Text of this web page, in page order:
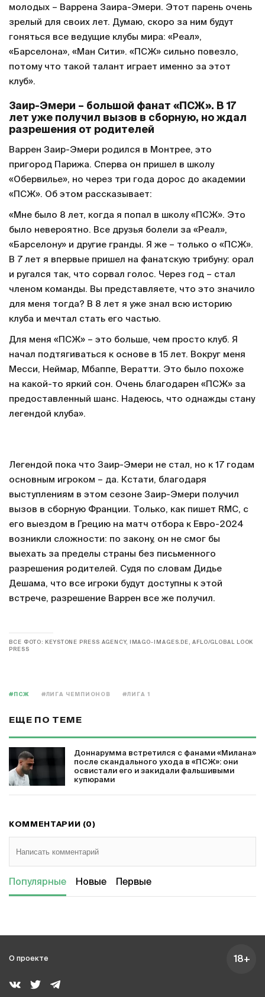
молодых – Варрена Заира-Эмери. Этот парень очень
зрелый для своих лет. Думаю, скоро за ним будут
гоняться все ведущие клубы мира: «Реал»,
«Барселона», «Ман Сити». «ПСЖ» сильно повезло,
потому что такой талант играет именно за этот
клуб».
Заир-Эмери – большой фанат «ПСЖ». В 17
лет уже получил вызов в сборную, но ждал
разрешения от родителей
Варрен Заир-Эмери родился в Монтрее, это
пригород Парижа. Сперва он пришел в школу
«Обервилье», но через три года дорос до академии
«ПСЖ». Об этом рассказывает:
«Мне было 8 лет, когда я попал в школу «ПСЖ». Это
было невероятно. Все друзья болели за «Реал»,
«Барселону» и другие гранды. Я же – только о «ПСЖ».
В 7 лет я впервые пришел на фанатскую трибуну: орал
и ругался так, что сорвал голос. Через год – стал
членом команды. Вы представляете, что это значило
для меня тогда? В 8 лет я уже знал всю историю
клуба и мечтал стать его частью.
Для меня «ПСЖ» – это больше, чем просто клуб. Я
начал подтягиваться к основе в 15 лет. Вокруг меня
Месси, Неймар, Мбаппе, Вератти. Это было похоже
на какой-то яркий сон. Очень благодарен «ПСЖ» за
предоставленный шанс. Надеюсь, что однажды стану
легендой клуба».
Легендой пока что Заир-Эмери не стал, но к 17 годам
основным игроком – да. Кстати, благодаря
выступлениям в этом сезоне Заир-Эмери получил
вызов в сборную Франции. Только, как пишет RMC, с
его выездом в Грецию на матч отбора к Евро-2024
возникли сложности: по закону, он не смог бы
выехать за пределы страны без письменного
разрешения родителей. Судя по словам Дидье
Дешама, что все игроки будут доступны к этой
встрече, разрешение Варрен все же получил.
ВСЕ ФОТО: KEYSTONE PRESS AGENCY, IMAGO-IMAGES.DE, AFLO/GLOBAL LOOK
PRESS
#ПСЖ #ЛИГА ЧЕМПИОНОВ #ЛИГА 1
ЕЩЕ ПО ТЕМЕ
Доннарумма встретился с фанами «Милана»
после скандального ухода в «ПСЖ»: они
освистали его и закидали фальшивыми
купюрами
КОММЕНТАРИИ (0)
Популярные Новые Первые
О проекте 18+